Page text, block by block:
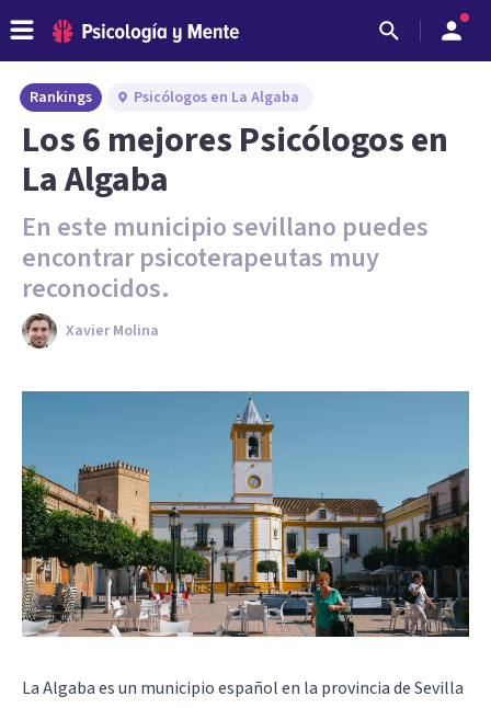
Rankings Psicólogos en La Algaba
Los 6 mejores Psicólogos en
La Algaba
En este municipio sevillano puedes
encontrar psicoterapeutas muy
reconocidos.
Xavier Molina
La Algaba es un municipio español en la provincia de Sevilla